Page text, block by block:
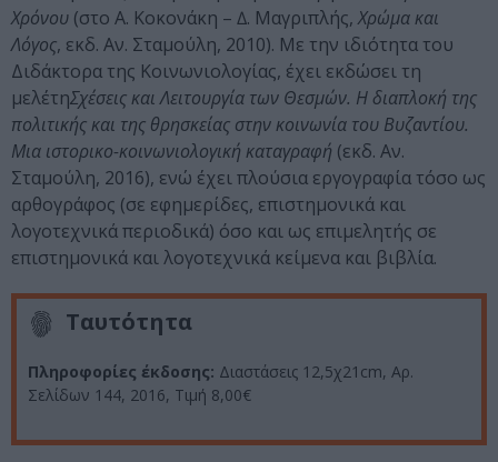
Χρόνου (στο Α. Κοκονάκη – ∆. Μαγριπλής,Χρώµα και
Λόγος, εκδ. Αν. Σταµούλη, 2010). Με την ιδιότητα του
Διδάκτορα της Κοινωνιολογίας, έχει εκδώσει τη
μελέτηΣχέσεις και Λειτουργία των Θεσµών. Η διαπλοκή της
πολιτικής και της θρησκείας στην κοινωνία του Βυζαντίου.
Μια ιστορικο-κοινωνιολογική καταγραφή (εκδ. Αν.
Σταµούλη, 2016), ενώ έχει πλούσια εργογραφία τόσο ως
αρθογράφος (σε εφημερίδες, επιστημονικά και
λογοτεχνικά περιοδικά) όσο και ως επιμελητής σε
επιστημονικά και λογοτεχνικά κείμενα και βιβλία.
Ταυτότητα
Πληροφορίες έκδοσης: Διαστάσεις 12,5χ21cm, Αρ.
Σελίδων 144, 2016, Τιμή 8,00€